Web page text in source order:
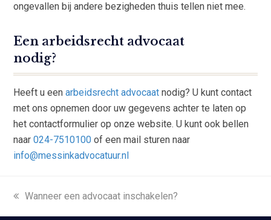
ongevallen bij andere bezigheden thuis tellen niet mee.
Een arbeidsrecht advocaat
nodig?
Heeft u eenarbeidsrecht advocaat nodig? U kunt contact
met ons opnemen door uw gegevens achter te laten op
het contactformulier op onze website. U kunt ook bellen
naar024-7510100 of een mail sturen naar
info@messinkadvocatuur.nl
previous
Wanneer een advocaat inschakelen?